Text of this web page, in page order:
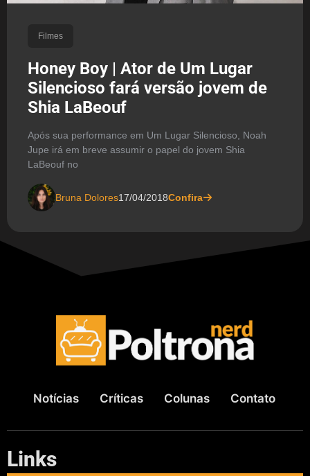
Filmes
Honey Boy | Ator de Um Lugar
Silencioso fará versão jovem de
Shia LaBeouf
Após sua performance em Um Lugar Silencioso, Noah
Jupe irá em breve assumir o papel do jovem Shia
LaBeouf no
Bruna Dolores17/04/2018Confira
Notícias Críticas Colunas Contato
Links